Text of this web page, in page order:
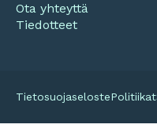
Ota yhteyttä
Tiedotteet
TietosuojaselostePolitiikat